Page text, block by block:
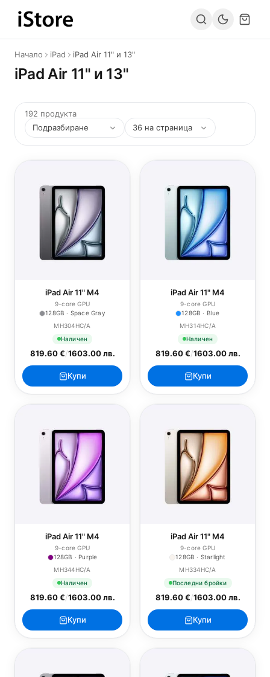
Към съдържанието
Начало iPad iPad Air 11" и 13"
iPad Air 11" и 13"
192 продукта
iPad Air 11" M4
9-core GPU
128GB · Space Gray
MH304HC/A
Наличен
819.60 €/1603.00 лв.
Купи
iPad Air 11" M4
9-core GPU
128GB · Blue
MH314HC/A
Наличен
819.60 €/1603.00 лв.
Купи
iPad Air 11" M4
9-core GPU
128GB · Purple
MH344HC/A
Наличен
819.60 €/1603.00 лв.
Купи
iPad Air 11" M4
9-core GPU
128GB · Starlight
MH334HC/A
Последни бройки
819.60 €/1603.00 лв.
Купи